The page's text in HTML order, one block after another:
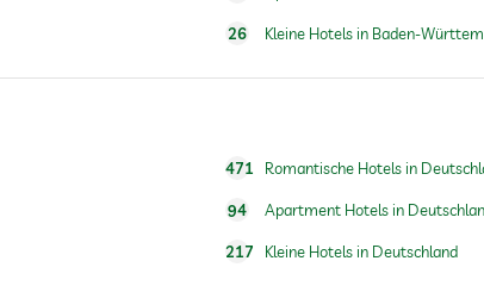
26 Kleine Hotels in Baden-
471 Romantische Hotels in
94 Apartment Hotels in
217 Kleine Hotels in Deutschland